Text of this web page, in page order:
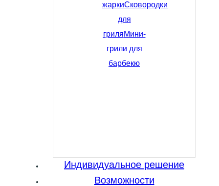
жаркиСковородки
для
гриляМини-
грили для
барбекю
Индивидуальное решение
Возможности